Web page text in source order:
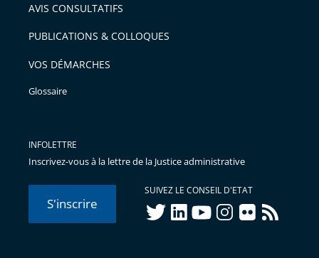
avant
AVIS CONSULTATIFS
PUBLICATIONS & COLLOQUES
VOS DÉMARCHES
Glossaire
INFOLETTRE
Inscrivez-vous à la lettre de la Justice administrative
S'inscrire
SUIVEZ LE CONSEIL D'ETAT
twitterlinkedInyoutubeinstagram
flickr rss